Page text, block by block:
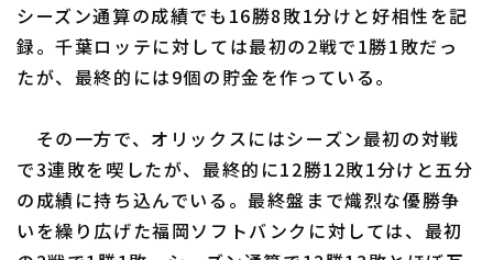
シーズン通算の成績でも16勝8敗1分けと好相性を記
録。千葉ロッテに対しては最初の2戦で1勝1敗だっ
たが、最終的には9個の貯金を作っている。
その一方で、オリックスにはシーズン最初の対戦
で3連敗を喫したが、最終的に12勝12敗1分けと五分
の成績に持ち込んでいる。最終盤まで熾烈な優勝争
いを繰り広げた福岡ソフトバンクに対しては、最初